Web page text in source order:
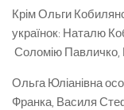
Крім Ольги
українок: Наталю
Соломію Павличко,
Ольга Юліанівна
Франка, Василя